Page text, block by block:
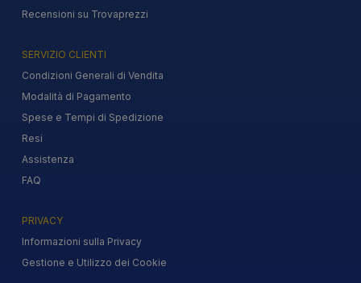
Recensioni su Trovaprezzi
SERVIZIO CLIENTI
Condizioni Generali di Vendita
Modalità di Pagamento
Spese e Tempi di Spedizione
Resi
Assistenza
FAQ
PRIVACY
Informazioni sulla Privacy
Gestione e Utilizzo dei Cookie